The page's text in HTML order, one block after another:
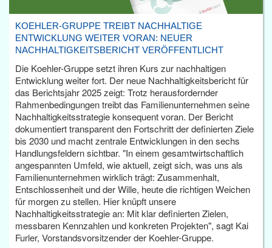
KOEHLER-GRUPPE TREIBT NACHHALTIGE
ENTWICKLUNG WEITER VORAN: NEUER
NACHHALTIGKEITSBERICHT VERÖFFENTLICHT
Die Koehler-Gruppe setzt ihren Kurs zur nachhaltigen
Entwicklung weiter fort. Der neue Nachhaltigkeitsbericht für
das Berichtsjahr 2025 zeigt: Trotz herausfordernder
Rahmenbedingungen treibt das Familienunternehmen seine
Nachhaltigkeitsstrategie konsequent voran. Der Bericht
dokumentiert transparent den Fortschritt der definierten Ziele
bis 2030 und macht zentrale Entwicklungen in den sechs
Handlungsfeldern sichtbar. "In einem gesamtwirtschaftlich
angespannten Umfeld, wie aktuell, zeigt sich, was uns als
Familienunternehmen wirklich trägt: Zusammenhalt,
Entschlossenheit und der Wille, heute die richtigen Weichen
für morgen zu stellen. Hier knüpft unsere
Nachhaltigkeitsstrategie an: Mit klar definierten Zielen,
messbaren Kennzahlen und konkreten Projekten", sagt Kai
Furler, Vorstandsvorsitzender der Koehler-Gruppe.